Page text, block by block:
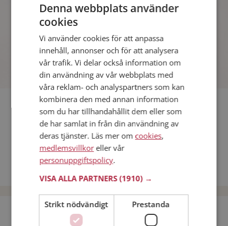
någon av alla de andra singlarna.
Fler singlar
Fler singelmän från Umeå Fredrik
Rickard
Kvinnor från Umeå
Dejta kvinnor i Sverige
Bli medlem utan kostnad!
Denna webbplats använder
cookies
Vi använder cookies för att anpassa
innehåll, annonser och för att analysera
vår trafik. Vi delar också information om
din användning av vår webbplats med
våra reklam- och analyspartners som kan
kombinera den med annan information
som du har tillhandahållit dem eller som
de har samlat in från din användning av
deras tjänster. Läs mer om cookies,
medlemsvillkoreller vår
personuppgiftspolicy.
VISA ALLA PARTNERS(1910) →
Strikt nödvändigt Prestanda